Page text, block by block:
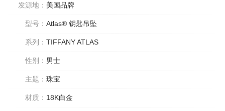
发源地： 美国品牌
型号： Atlas® 钥匙吊坠
系列： TIFFANY ATLAS
性别： 男士
主题： 珠宝
材质： 18K白金